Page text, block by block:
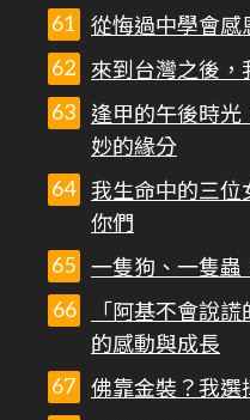
從悔過中學會感
來到台灣之後，
逢甲的午後時光
妙的緣分
我生命中的三位
你們
一隻狗、一隻蟲
「阿基不會說
的感動與成長
佛靠金裝？我選